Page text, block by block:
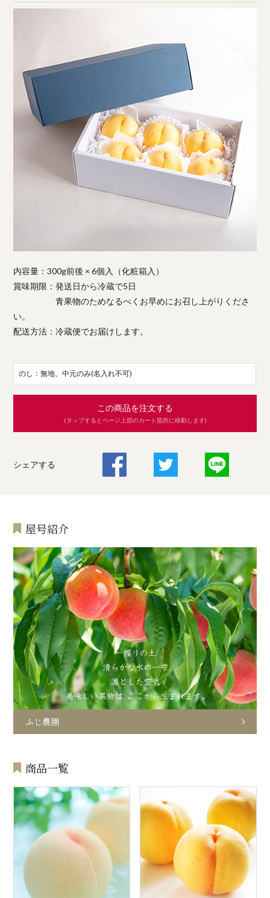
内容量：300g前後 × 6個入（化粧箱入）
賞味期限：発送日から冷蔵で5日
青果物のためなるべくお早めにお召し上がりくださ
い。
配送方法：冷蔵便でお届けします。
のし：無地、中元のみ(名入れ不可)
この商品を注文する
(タップするとページ上部のカート箇所に移動します)
シェアする
屋号紹介
ふじ農園
商品一覧